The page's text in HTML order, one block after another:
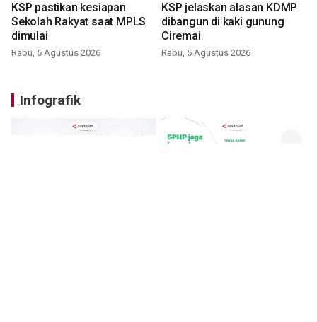
KSP pastikan kesiapan
Sekolah Rakyat saat MPLS
dimulai
Rabu, 5 Agustus 2026
KSP jelaskan alasan KDMP
dibangun di kaki gunung
Ciremai
Rabu, 5 Agustus 2026
Infografik